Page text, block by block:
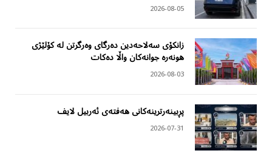
2026-08-05
زانکۆی سەلاحەدین دەرگای وەرگرتن لە کۆلێژی
هونەرە جوانەکان واڵا دەکات
2026-08-03
پڕبینەرترینەکانی هەفتەی ئەربیل لایف
2026-07-31